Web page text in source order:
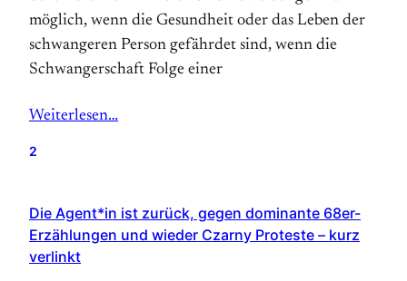
möglich, wenn die Gesundheit oder das Leben der
schwangeren Person gefährdet sind, wenn die
Schwangerschaft Folge einer
Weiterlesen…
2
Die Agent*in ist zurück, gegen dominante 68er-
Erzählungen und wieder Czarny Proteste – kurz
verlinkt